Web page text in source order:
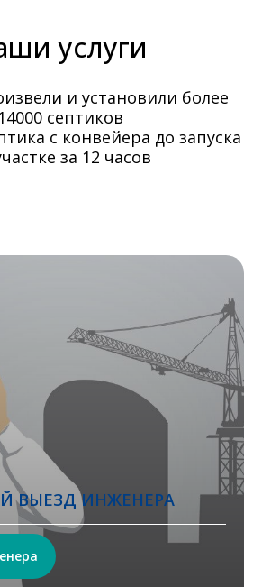
услуги
и установили более
14000 септиков
с конвейера до запуска
за 12 часов
ВЫЕЗД ИНЖЕНЕРА